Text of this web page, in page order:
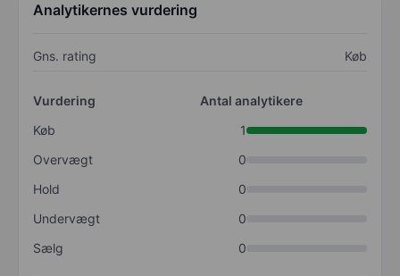
Analytikernes vurdering
Gns. rating Køb
Vurdering
Antal analytikere
Køb
1
Overvægt
0
Hold
0
Undervægt
0
Sælg
0